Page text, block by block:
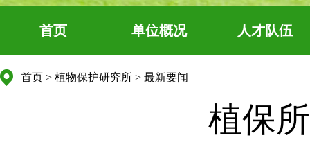
首页 单位概况 人才队伍
首页 > 植物保护研究所 > 最新要闻
植保